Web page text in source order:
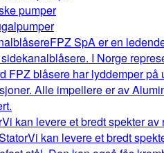
pumper
FPZ SpA er en
I Norge
FPZ blåsere har lyddemper
Alle impellere er av
Vi kan levere et bredt spekter
Vi kan levere et bredt